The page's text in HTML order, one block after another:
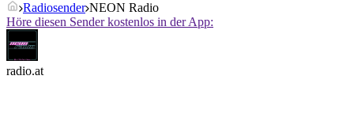
Radiosender NEON Radio
Höre diesen Sender kostenlos in der App:
radio.at